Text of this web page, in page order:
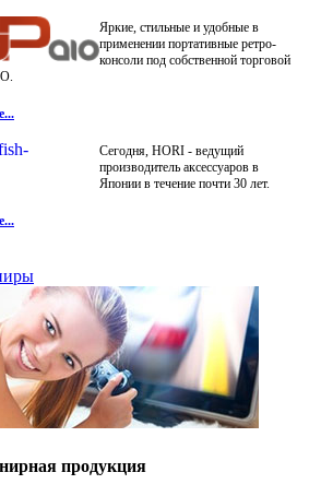
Яркие, стильные и удобные в
применении портативные ретро-
консоли под собственной торговой
Сегодня, HORI - ведущий
производитель аксессуаров в
Японии в течение почти 30 лет.
продукция